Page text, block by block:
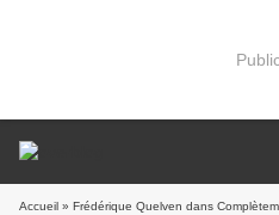
Accueil » Frédérique Quelven dans Complètement A